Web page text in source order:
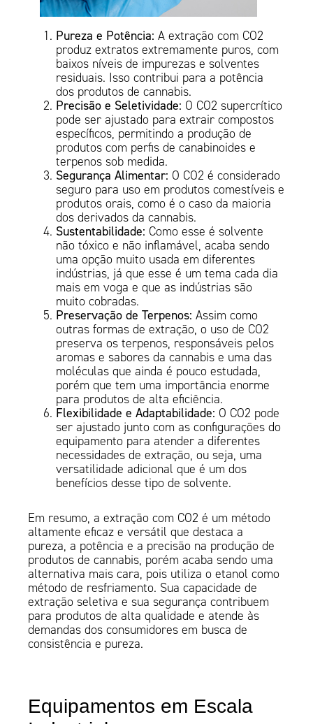
Pureza e Potência:A extração com CO2
produz extratos extremamente puros, com
baixos níveis de impurezas e solventes
residuais. Isso contribui para a potência
dos produtos de cannabis.
Precisão e Seletividade: O CO2 supercrítico
pode ser ajustado para extrair compostos
específicos, permitindo a produção de
produtos com perfis de canabinoides e
terpenos sob medida.
Segurança Alimentar: O CO2 é considerado
seguro para uso em produtos comestíveis e
produtos orais, como é o caso da maioria
dos derivados da cannabis.
Sustentabilidade: Como esse é solvente
não tóxico e não inflamável, acaba sendo
uma opção muito usada em diferentes
indústrias, já que esse é um tema cada dia
mais em voga e que as indústrias são
muito cobradas.
Preservação de Terpenos:Assim como
outras formas de extração, o uso de CO2
preserva os terpenos, responsáveis pelos
aromas e sabores da cannabis e uma das
moléculas que ainda é pouco estudada,
porém que tem uma importância enorme
para produtos de alta eficiência.
Flexibilidade e Adaptabilidade: O CO2 pode
ser ajustado junto com as configurações do
equipamento para atender a diferentes
necessidades de extração, ou seja, uma
versatilidade adicional que é um dos
benefícios desse tipo de solvente.
Em resumo, a extração com CO2 é um método
altamente eficaz e versátil que destaca a
pureza, a potência e a precisão na produção de
produtos de cannabis, porém acaba sendo uma
alternativa mais cara, pois utiliza o etanol como
método de resfriamento. Sua capacidade de
extração seletiva e sua segurança contribuem
para produtos de alta qualidade e atende às
demandas dos consumidores em busca de
consistência e pureza.
Equipamentos em Escala